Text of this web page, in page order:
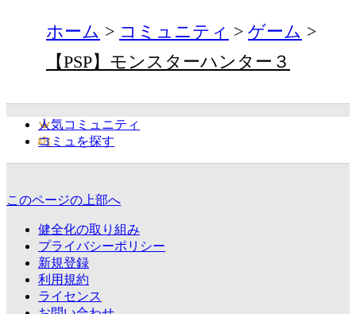
ホーム コミュニティ
ゲーム
【PSP】モンスターハンター３
人気コミュニティ
コミュを探す
このページの上部へ
健全化の取り組み
プライバシーポリシー
新規登録
利用規約
ライセンス